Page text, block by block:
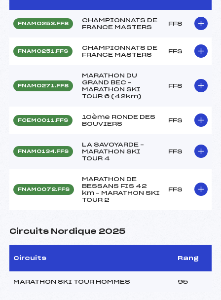
FNAM0253.FFS
CHAMPIONNATS DE
FRANCE MASTERS
FFS
FNAM0251.FFS
CHAMPIONNATS DE
FRANCE MASTERS
FFS
FNAM0271.FFS
MARATHON DU
GRAND BEC –
MARATHON SKI
TOUR 6 (42km)
FFS
FCEM0011.FFS
10ème RONDE DES
BOUVIERS
FFS
FNAM0134.FFS
LA SAVOYARDE –
MARATHON SKI
TOUR 4
FFS
FNAM0072.FFS
MARATHON DE
BESSANS FIS 42
km – MARATHON SKI
TOUR 2
FFS
Circuits Nordique 2025
Circuits Rang
MARATHON SKI TOUR HOMMES 95